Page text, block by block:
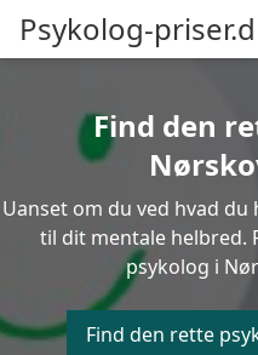
Psykolog-
Find den
Uanset om du ved hvad
til dit mentale helbred.
psykolog i
Find den rette